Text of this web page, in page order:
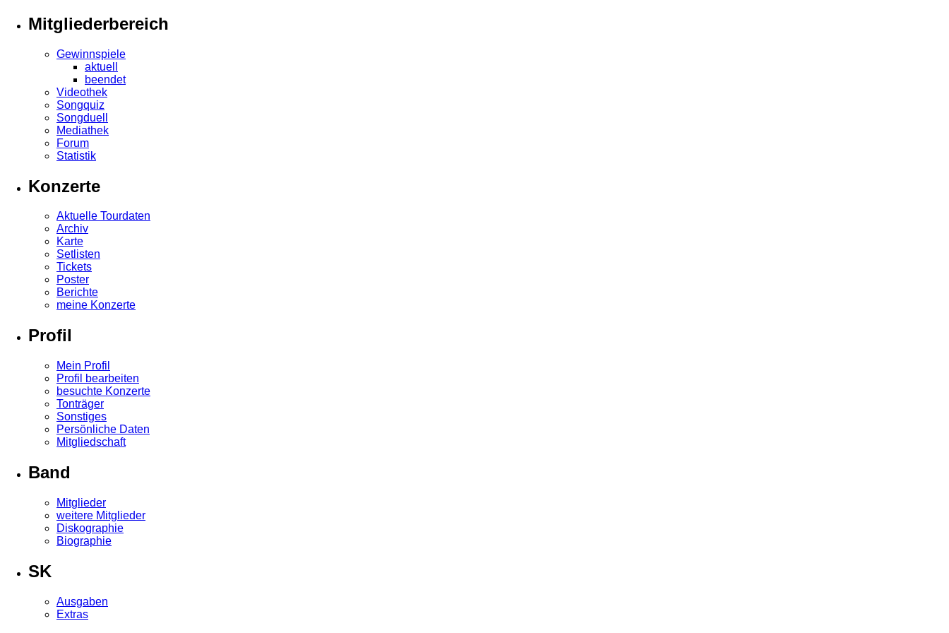
Mitgliederbereich
Gewinnspiele
aktuell
beendet
Videothek
Songquiz
Songduell
Mediathek
Forum
Statistik
Konzerte
Aktuelle Tourdaten
Archiv
Karte
Setlisten
Tickets
Poster
Berichte
meine Konzerte
Profil
Mein Profil
Profil bearbeiten
besuchte Konzerte
Tonträger
Sonstiges
Persönliche Daten
Mitgliedschaft
Band
Mitglieder
weitere Mitglieder
Diskographie
Biographie
SK
Ausgaben
Extras